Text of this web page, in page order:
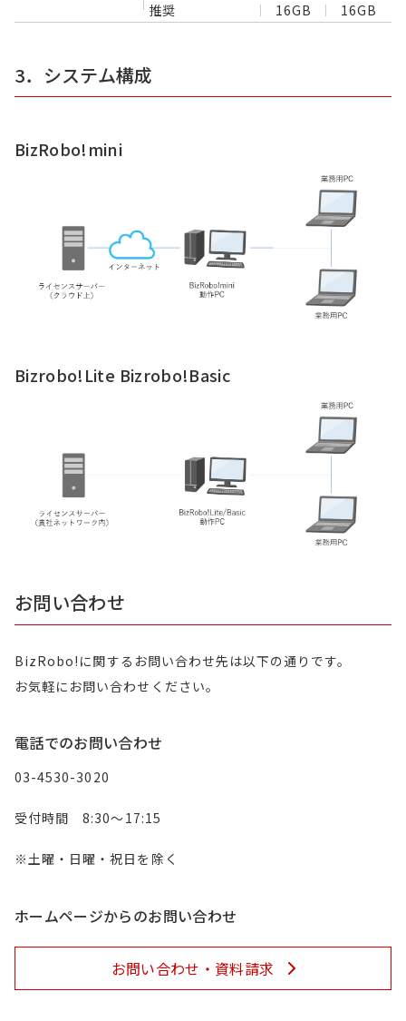
推奨
16GB 16GB
3．システム構成
BizRobo!mini
Bizrobo!Lite Bizrobo!Basic
お問い合わせ
BizRobo!に関するお問い合わせ先は以下の通りです。
お気軽にお問い合わせください。
電話でのお問い合わせ
03-4530-3020
受付時間 8:30～17:15
※土曜・日曜・祝日を除く
ホームページからのお問い合わせ
お問い合わせ・資料請求